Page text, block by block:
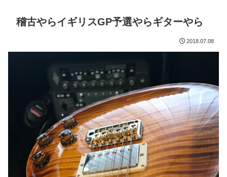
稽古やらイギリスGP予選やらギターやら
2018.07.08